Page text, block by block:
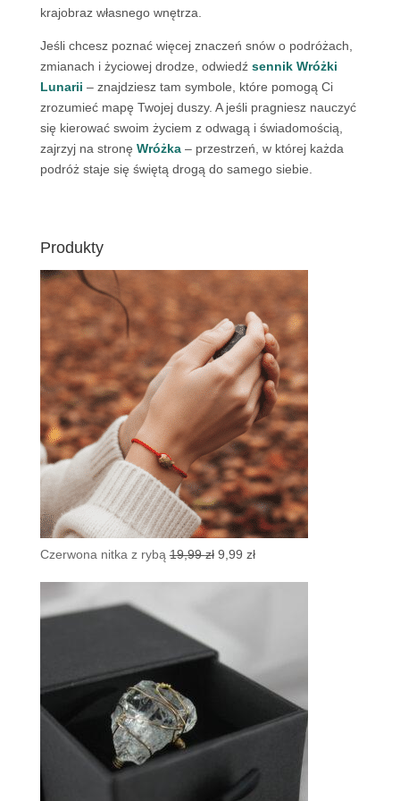
krajobraz własnego wnętrza.
Jeśli chcesz poznać więcej znaczeń snów o podróżach,
zmianach i życiowej drodze, odwiedź sennik Wróżki
Lunarii – znajdziesz tam symbole, które pomogą Ci
zrozumieć mapę Twojej duszy. A jeśli pragniesz nauczyć
się kierować swoim życiem z odwagą i świadomością,
zajrzyj na stronę Wróżka– przestrzeń, w której każda
podróż staje się świętą drogą do samego siebie.
Produkty
Czerwona nitka z rybą 19,99zł Pierwotna
9,99 złAktualna